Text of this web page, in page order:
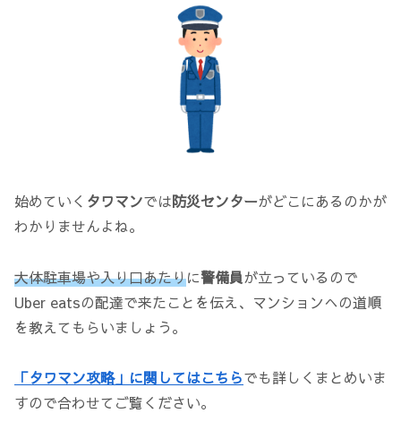
始めていく タワマンでは防災センターがどこにあるのかが
わかりませんよね。
大体駐車場や入り口あたりに警備員が立っているので
Uber eatsの配達で来たことを伝え、マンションへの道順
を教えてもらいましょう。
「タワマン攻略」に関してはこちらでも詳しくまとめいま
すので合わせてご覧ください。